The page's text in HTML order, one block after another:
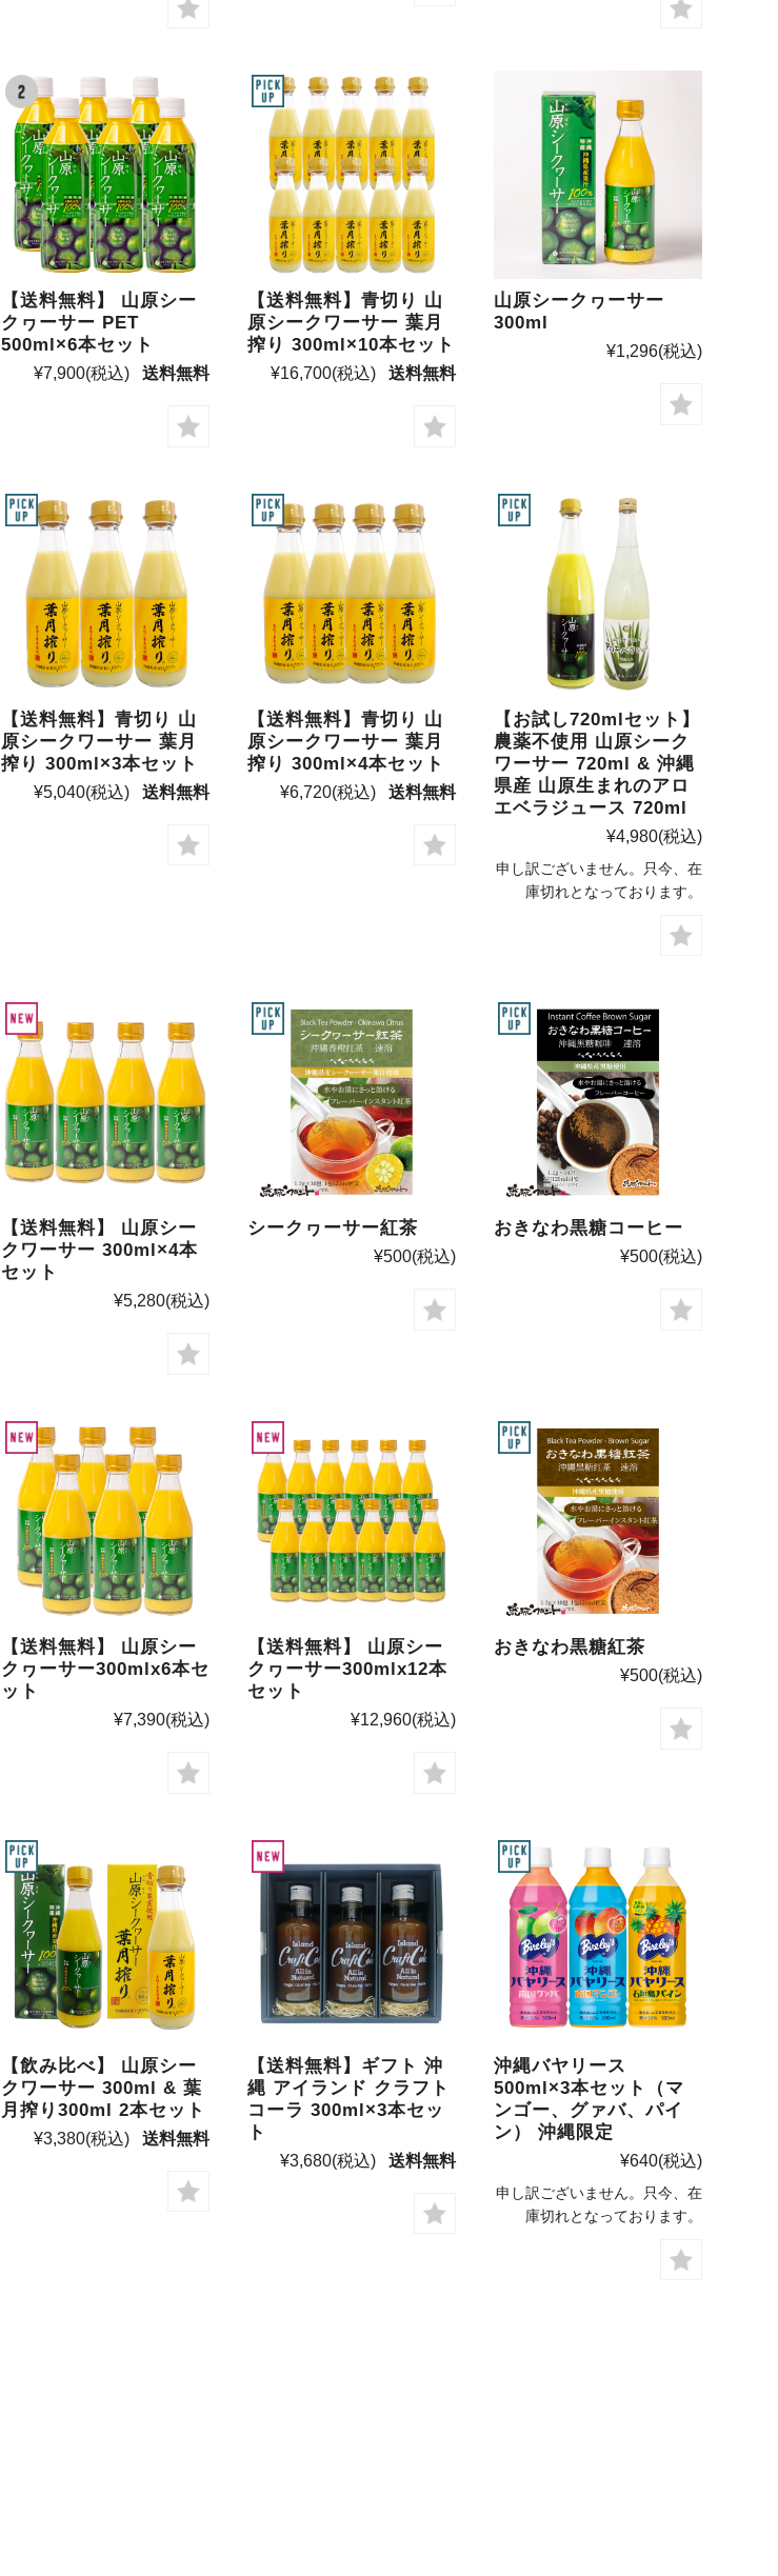
【送料無料】 山原シー
クヮーサー PET
500ml×6本セット
¥7,900(税込) 送料無料
【送料無料】青切り 山
原シークワーサー 葉月
搾り 300ml×10本セット
¥16,700(税込) 送料無料
山原シークヮーサー
300ml
¥1,296(税込)
【送料無料】青切り 山
原シークワーサー 葉月
搾り 300ml×3本セット
¥5,040(税込) 送料無料
【送料無料】青切り 山
原シークワーサー 葉月
搾り 300ml×4本セット
¥6,720(税込) 送料無料
【お試し720mlセット】
農薬不使用 山原シーク
ワーサー 720ml & 沖縄
県産 山原生まれのアロ
エベラジュース 720ml
¥4,980(税込)
申し訳ございません。只今、在
庫切れとなっております。
【送料無料】 山原シー
クワーサー 300ml×4本
セット
¥5,280(税込)
シークヮーサー紅茶
¥500(税込)
おきなわ黒糖コーヒー
¥500(税込)
【送料無料】 山原シー
クヮーサー300mlx6本セ
ット
¥7,390(税込)
【送料無料】 山原シー
クヮーサー300mlx12本
セット
¥12,960(税込)
おきなわ黒糖紅茶
¥500(税込)
【飲み比べ】 山原シー
クワーサー 300ml & 葉
月搾り300ml 2本セット
¥3,380(税込) 送料無料
【送料無料】ギフト 沖
縄 アイランド クラフト
コーラ 300ml×3本セッ
ト
¥3,680(税込) 送料無料
沖縄バヤリース
500ml×3本セット（マ
ンゴー、グァバ、パイ
ン） 沖縄限定
¥640(税込)
申し訳ございません。只今、在
庫切れとなっております。